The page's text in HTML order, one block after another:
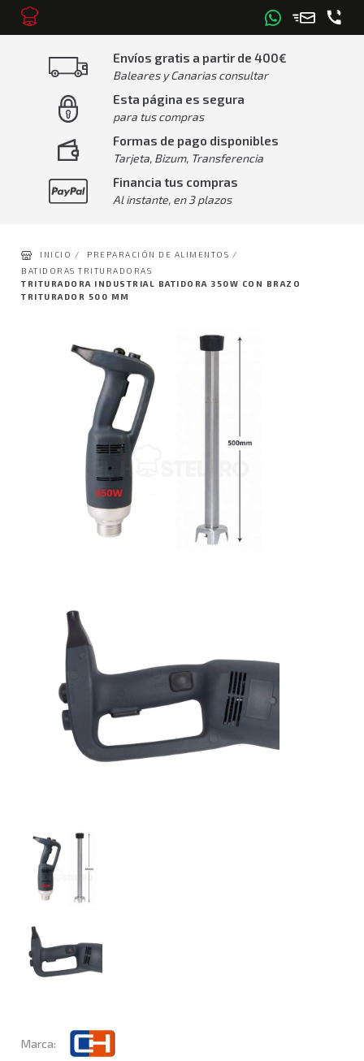
Envíos gratis a partir de 400€
Baleares y Canarias consultar
Esta página es segura
para tus compras
Formas de pago disponibles
Tarjeta, Bizum, Transferencia
Financia tus compras
Al instante, en 3 plazos
INICIO /
PREPARACIÓN DE ALIMENTOS /
BATIDORAS TRITURADORAS
TRITURADORA INDUSTRIAL BATIDORA 350W CON BRAZO
TRITURADOR 500 MM
Marca: